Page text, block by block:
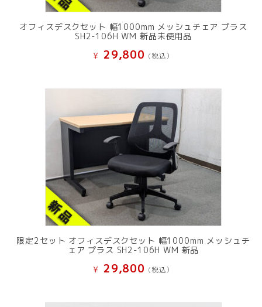
オフィスデスクセット 幅1000mm メッシュチェア プラス
SH2-106H WM 新品未使用品
¥ 29,800 (税込）
限定2セット オフィスデスクセット 幅1000mm メッシュチ
ェア プラス SH2-106H WM 新品
¥ 29,800 (税込）